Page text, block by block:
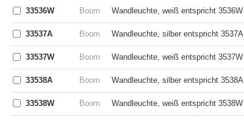
33536W Boom Wandleuchte, weiß entspricht 3536W
33537A Boom Wandleuchte, silber entspricht 3537A
33537W Boom Wandleuchte, weiß entspricht 3537W
33538A Boom Wandleuchte, silber entspricht 3538A
33538W Boom Wandleuchte, weiß entspricht 3538W